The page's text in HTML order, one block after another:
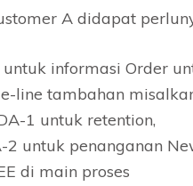
A didapat
informasi Order
line tambahan
1 untuk retention,
2 untuk penanganan
di main proses